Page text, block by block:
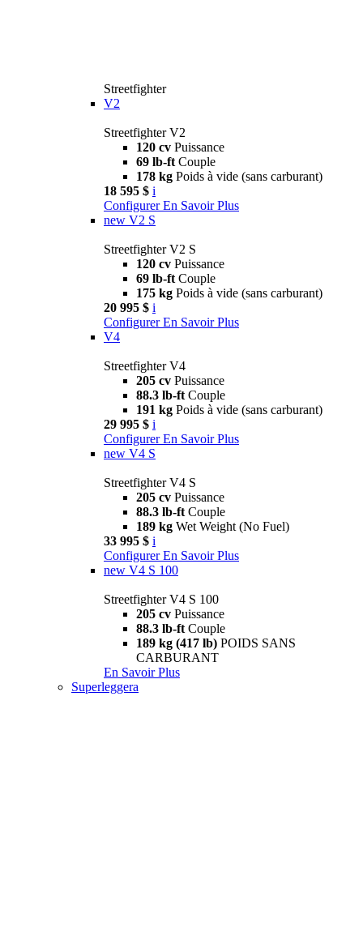
Streetfighter
V2
Streetfighter V2
120 cv Puissance
69 lb-ft Couple
178 kg Poids à vide (sans carburant)
18 595 $ i
Configurer En Savoir Plus
new V2 S
Streetfighter V2 S
120 cv Puissance
69 lb-ft Couple
175 kg Poids à vide (sans carburant)
20 995 $ i
Configurer En Savoir Plus
V4
Streetfighter V4
205 cv Puissance
88.3 lb-ft Couple
191 kg Poids à vide (sans carburant)
29 995 $ i
Configurer En Savoir Plus
new V4 S
Streetfighter V4 S
205 cv Puissance
88.3 lb-ft Couple
189 kg Wet Weight (No Fuel)
33 995 $ i
Configurer En Savoir Plus
new V4 S 100
Streetfighter V4 S 100
205 cv Puissance
88.3 lb-ft Couple
189 kg (417 lb) POIDS SANS
CARBURANT
En Savoir Plus
Superleggera